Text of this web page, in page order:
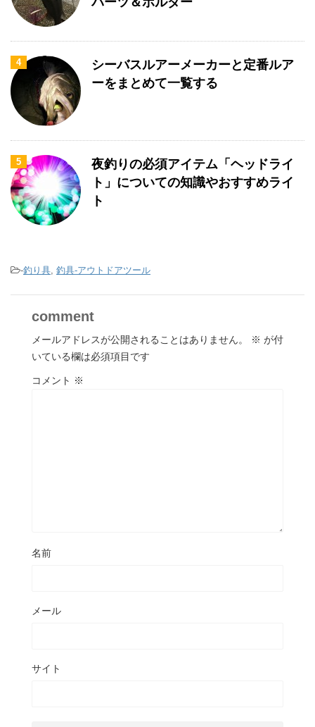
4
シーバスルアーメーカーと定番ルア
ーをまとめて一覧する
5
夜釣りの必須アイテム「ヘッドライ
ト」についての知識やおすすめライ
ト
-釣り具, 釣具-アウトドアツール
comment
メールアドレスが公開されることはありません。 ※ が付
いている欄は必須項目です
コメント ※
名前
メール
サイト